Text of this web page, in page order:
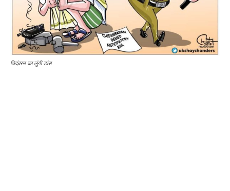
चिदंबरम का लुंगी डांस